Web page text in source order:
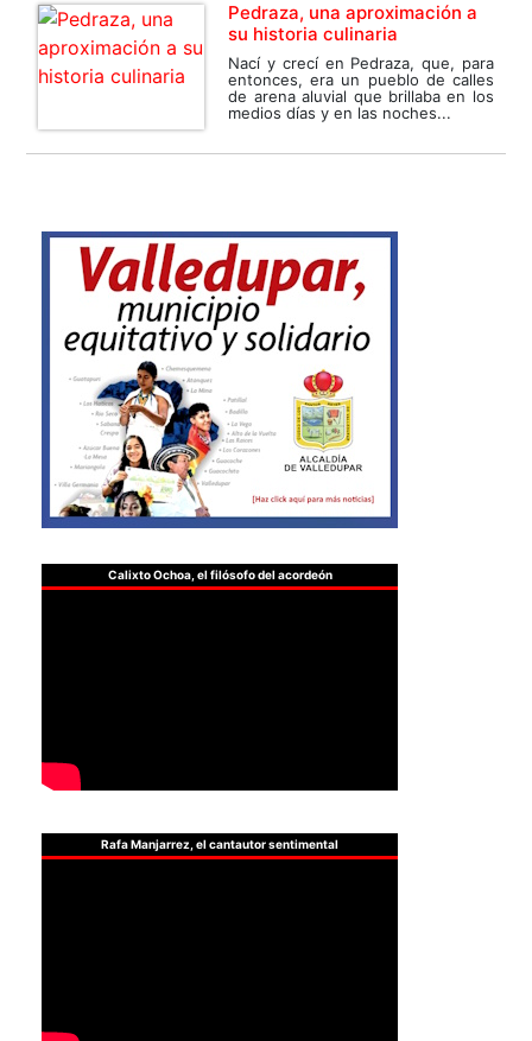
Pedraza, una aproximación a
su historia culinaria
Nací y crecí en Pedraza, que, para
entonces, era un pueblo de calles
de arena aluvial que brillaba en los
medios días y en las noches...
Calixto Ochoa, el filósofo del acordeón
Rafa Manjarrez, el cantautor sentimental